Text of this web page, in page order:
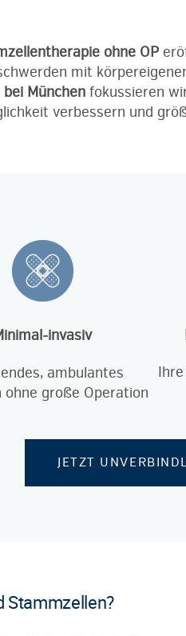
ohne OP
mit
München fokussieren
verbessern und
invasiv
ambulantes
ohne große Operation
JETZT
Stammzellen?